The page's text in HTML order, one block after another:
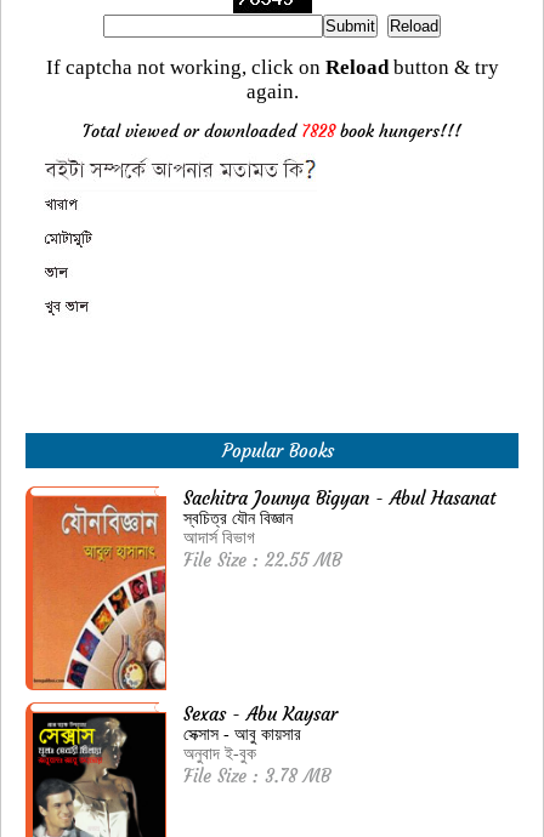
If captcha not working, click on Reloadbutton & try
again.
Total viewed or downloaded 7828book hungers!!!
Popular Books
Sachitra Jounya Bigyan - Abul Hasanat
স্বচিত্র যৌন বিজ্ঞান
আদার্স বিভাগ
File Size : 22.55 MB
Sexas - Abu Kaysar
সেক্সাস - আবু কায়সার
অনুবাদ ই-বুক
File Size : 3.78 MB